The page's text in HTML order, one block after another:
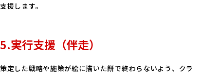
支援します。
5.実行支援（伴走）
策定した戦略や施策が絵に描いた餅で終わらないよう、クラ